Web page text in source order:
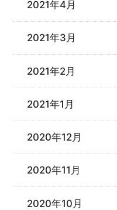
2021年4月
2021年3月
2021年2月
2021年1月
2020年12月
2020年11月
2020年10月